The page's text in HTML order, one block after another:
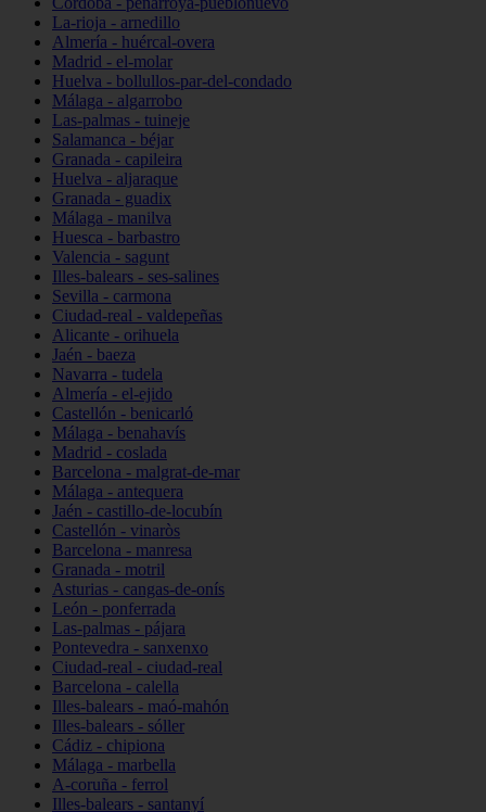
La-rioja - arnedillo
Almería - huércal-overa
Madrid - el-molar
Huelva - bollullos-par-del-condado
Málaga - algarrobo
Las-palmas - tuineje
Salamanca - béjar
Granada - capileira
Huelva - aljaraque
Granada - guadix
Málaga - manilva
Huesca - barbastro
Valencia - sagunt
Illes-balears - ses-salines
Sevilla - carmona
Ciudad-real - valdepeñas
Alicante - orihuela
Jaén - baeza
Navarra - tudela
Almería - el-ejido
Castellón - benicarló
Málaga - benahavís
Madrid - coslada
Barcelona - malgrat-de-mar
Málaga - antequera
Jaén - castillo-de-locubín
Castellón - vinaròs
Barcelona - manresa
Granada - motril
Asturias - cangas-de-onís
León - ponferrada
Las-palmas - pájara
Pontevedra - sanxenxo
Ciudad-real - ciudad-real
Barcelona - calella
Illes-balears - maó-mahón
Illes-balears - sóller
Cádiz - chipiona
Málaga - marbella
A-coruña - ferrol
Illes-balears - santanyí